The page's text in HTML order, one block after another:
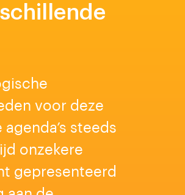
voor deze
steeds
onzekere
gepresenteerd